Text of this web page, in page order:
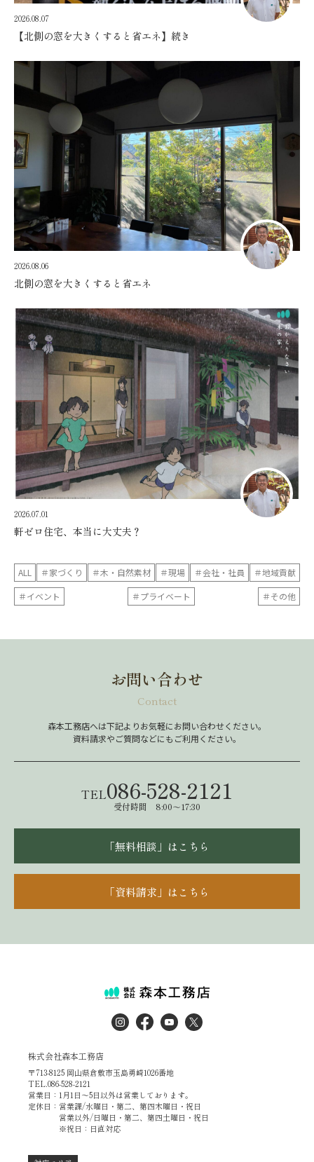
2026.08.07
【北側の窓を大きくすると省エネ】続き
2026.08.06
北側の窓を大きくすると省エネ
2026.07.01
軒ゼロ住宅、本当に大丈夫？
ALL ＃家づくり ＃木・自然素材 ＃現場 ＃会社・社員
＃地域貢献
＃イベント
＃プライベート ＃その他
お問い合わせ
Contact
森本工務店へは下記よりお気軽にお問い合わせください。
資料請求やご質問などにもご利用ください。
TEL086-528-2121
受付時間 8:00～17:30
「無料相談」はこちら
「資料請求」はこちら
株式会社森本工務店
〒713-8125 岡山県倉敷市玉島勇崎1026番地
TEL.086-528-2121
営業日：1月1日～5日以外は営業しております。
定休日：営業課/水曜日・第二、第四木曜日・祝日
営業以外/日曜日・第二、第四土曜日・祝日
※祝日：日直対応